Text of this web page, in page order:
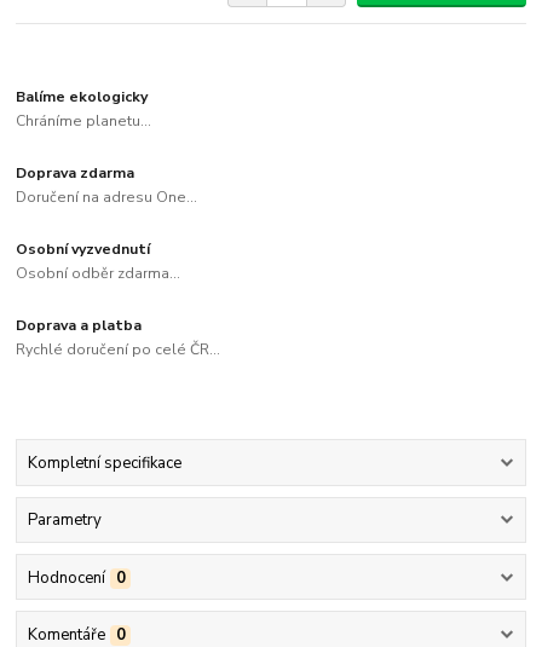
Balíme ekologicky
Chráníme planetu...
Doprava zdarma
Doručení na adresu One...
Osobní vyzvednutí
Osobní odběr zdarma...
Doprava a platba
Rychlé doručení po celé ČR...
Kompletní specifikace
Parametry
Hodnocení 0
Komentáře 0